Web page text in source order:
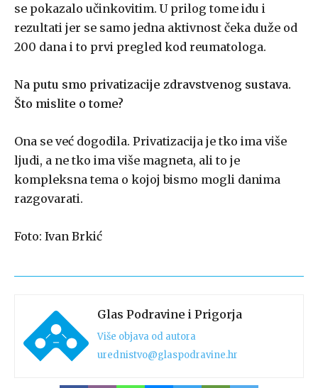
se pokazalo učinkovitim. U prilog tome idu i
rezultati jer se samo jedna aktivnost čeka duže od
200 dana i to prvi pregled kod reumatologa.
Na putu smo privatizacije zdravstvenog sustava.
Što mislite o tome?
Ona se već dogodila. Privatizacija je tko ima više
ljudi, a ne tko ima više magneta, ali to je
kompleksna tema o kojoj bismo mogli danima
razgovarati.
Foto: Ivan Brkić
Glas Podravine i Prigorja
Više objava od autora
urednistvo@glaspodravine.hr